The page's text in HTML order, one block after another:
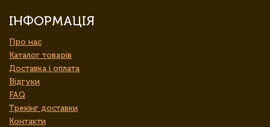
ІНФОРМАЦІЯ
Про нас
Каталог товарів
Доставка і оплата
Відгуки
FAQ
Трекінг доставки
Контакти